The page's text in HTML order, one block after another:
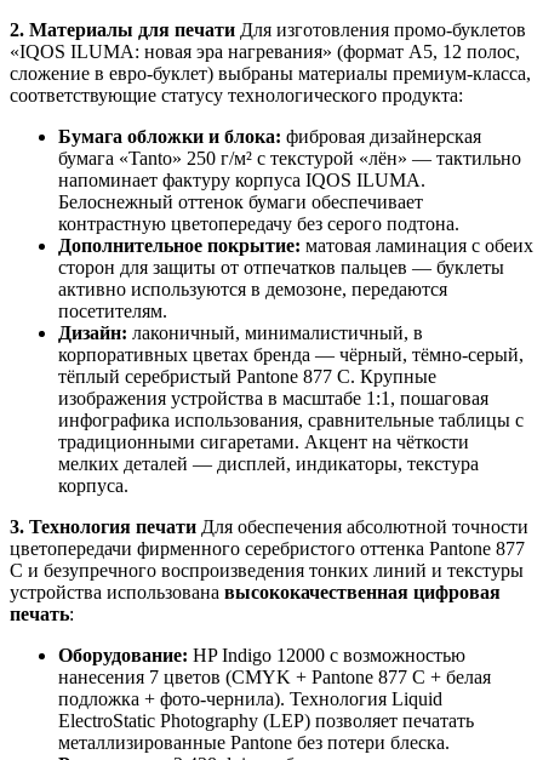
2. Материалы для печати Для изготовления промо-буклетов
«IQOS ILUMA: новая эра нагревания» (формат А5, 12 полос,
сложение в евро-буклет) выбраны материалы премиум-класса,
соответствующие статусу технологического продукта:
Бумага обложки и блока: фибровая дизайнерская
бумага «Tanto» 250 г/м² с текстурой «лён» — тактильно
напоминает фактуру корпуса IQOS ILUMA.
Белоснежный оттенок бумаги обеспечивает
контрастную цветопередачу без серого подтона.
Дополнительное покрытие: матовая ламинация с обеих
сторон для защиты от отпечатков пальцев — буклеты
активно используются в демозоне, передаются
посетителям.
Дизайн: лаконичный, минималистичный, в
корпоративных цветах бренда — чёрный, тёмно-серый,
тёплый серебристый Pantone 877 C. Крупные
изображения устройства в масштабе 1:1, пошаговая
инфографика использования, сравнительные таблицы с
традиционными сигаретами. Акцент на чёткости
мелких деталей — дисплей, индикаторы, текстура
корпуса.
3. Технология печати Для обеспечения абсолютной точности
цветопередачи фирменного серебристого оттенка Pantone 877
C и безупречного воспроизведения тонких линий и текстуры
устройства использована высококачественная цифровая
печать:
Оборудование: HP Indigo 12000 с возможностью
нанесения 7 цветов (CMYK + Pantone 877 C + белая
подложка + фото-чернила). Технология Liquid
ElectroStatic Photography (LEP) позволяет печатать
металлизированные Pantone без потери блеска.